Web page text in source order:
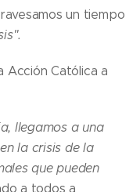
un tiempo
Acción Católica a
llegamos a una
la crisis de la
que pueden
a todos a